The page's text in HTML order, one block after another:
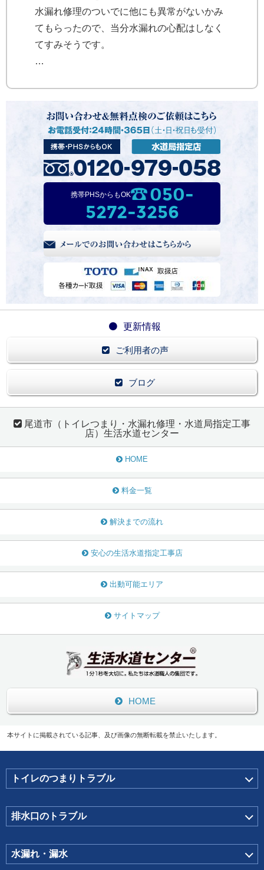
水漏れ修理のついでに他にも異常がないかみ
てもらったので、当分水漏れの心配はしなく
てすみそうです。
携帯PHSからもOK
050-
5272-3256
更新情報
ご利用者の声
ブログ
尾道市（トイレつまり・水漏れ修理・水道局指定工事
店）生活水道センター
HOME
料金一覧
解決までの流れ
安心の生活水道指定工事店
出動可能エリア
サイトマップ
HOME
本サイトに掲載されている記事、及び画像の無断転載を禁止いたします。
トイレのつまりトラブル
排水口のトラブル
水漏れ・漏水